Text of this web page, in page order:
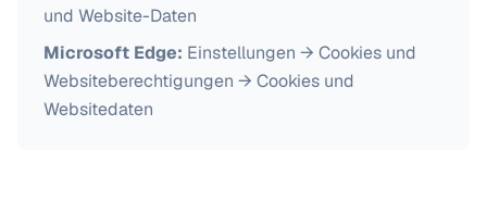
und Website-Daten
Microsoft Edge: Einstellungen → Cookies und
Websiteberechtigungen → Cookies und
Websitedaten